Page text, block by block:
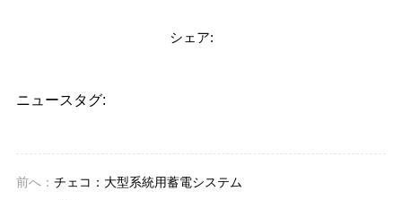
シェア:
ニュースタグ:
前へ： チェコ：大型系統用蓄電システム